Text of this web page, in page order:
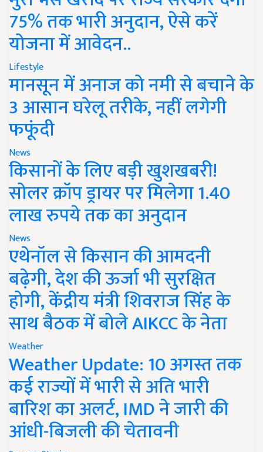
75% तक भारी अनुदान, ऐसे करें
योजना में आवेदन..
Lifestyle
मानसून में अनाज को नमी से बचाने के
3 आसान घरेलू तरीके, नहीं लगेगी
फफूंदी
News
किसानों के लिए बड़ी खुशखबरी!
सोलर क्रॉप ड्रायर पर मिलेगा 1.40
लाख रुपये तक का अनुदान
News
एथेनॉल से किसान की आमदनी
बढ़ेगी, देश की ऊर्जा भी सुरक्षित
होगी, केंद्रीय मंत्री शिवराज सिंह के
साथ बैठक में बोले AIKCC के नेता
Weather
Weather Update: 10 अगस्त तक
कई राज्यों में भारी से अति भारी
बारिश का अलर्ट, IMD ने जारी की
आंधी-बिजली की चेतावनी